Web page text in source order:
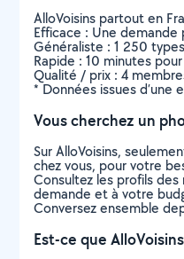
AlloVoisins partout en
Efficace : Une
Généraliste : 1 250
Rapide : 10 minutes
Qualité / prix : 4
* Données issues d’une
Vous cherchez un
Sur AlloVoisins,
chez vous, pour votre
Consultez les profils
demande et à votre
Conversez ensemble
Est-ce que